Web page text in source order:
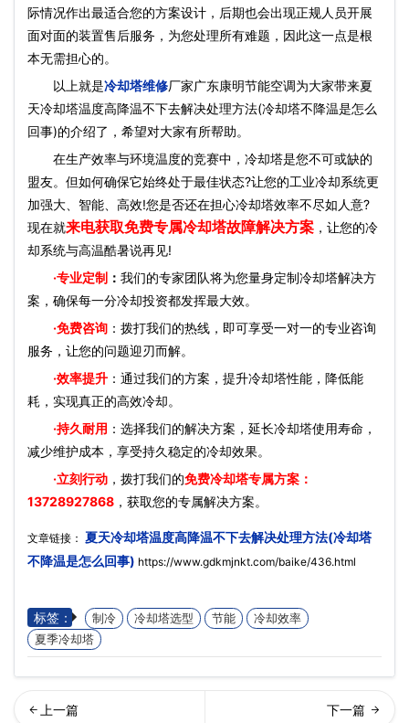
际情况作出最适合您的方案设计，后期也会出现正规人员开展
面对面的装置售后服务，为您处理所有难题，因此这一点是根
本无需担心的。
以上就是冷却塔维修厂家广东康明节能空调为大家带来夏
天冷却塔温度高降温不下去解决处理方法(冷却塔不降温是怎么
回事)的介绍了，希望对大家有所帮助。
在生产效率与环境温度的竞赛中，冷却塔是您不可或缺的
盟友。但如何确保它始终处于最佳状态?让您的工业冷却系统更
加强大、智能、高效!您是否还在担心冷却塔效率不尽如人意?
现在就来电获取免费专属冷却塔故障解决方案 ，让您的冷
却系统与高温酷暑说再见!
·专业定制 ： 我们的专家团队将为您量身定制冷却塔解决方
案，确保每一分冷却投资都发挥最大效。
·免费咨询 ：拨打我们的热线，即可享受一对一的专业咨询
服务，让您的问题迎刃而解。
·效率提升 ：通过我们的方案，提升冷却塔性能，降低能
耗，实现真正的高效冷却。
·持久耐用 ：选择我们的解决方案，延长冷却塔使用寿命，
减少维护成本，享受持久稳定的冷却效果。
·立刻行动 ，拨打我们的免费冷却塔专属方案：
13728927868 ，获取您的专属解决方案。
文章链接： 夏天冷却塔温度高降温不下去解决处理方法(冷却塔
不降温是怎么回事) https://www.gdkmjnkt.com/baike/436.html
标签： 制冷 冷却塔选型 节能
冷却效率
夏季冷却塔